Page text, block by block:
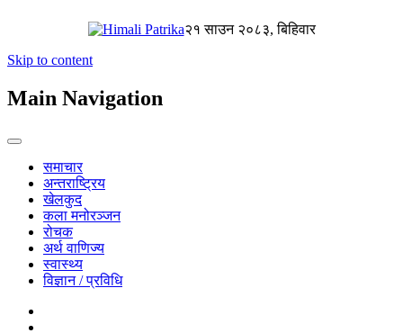
२१ साउन २०८३, बिहिवार
Skip to content
Main Navigation
समाचार
अन्तराष्ट्रिय
खेलकुद
कला मनोरञ्जन
रोचक
अर्थ वाणिज्य
स्वास्थ्य
विज्ञान / प्रविधि